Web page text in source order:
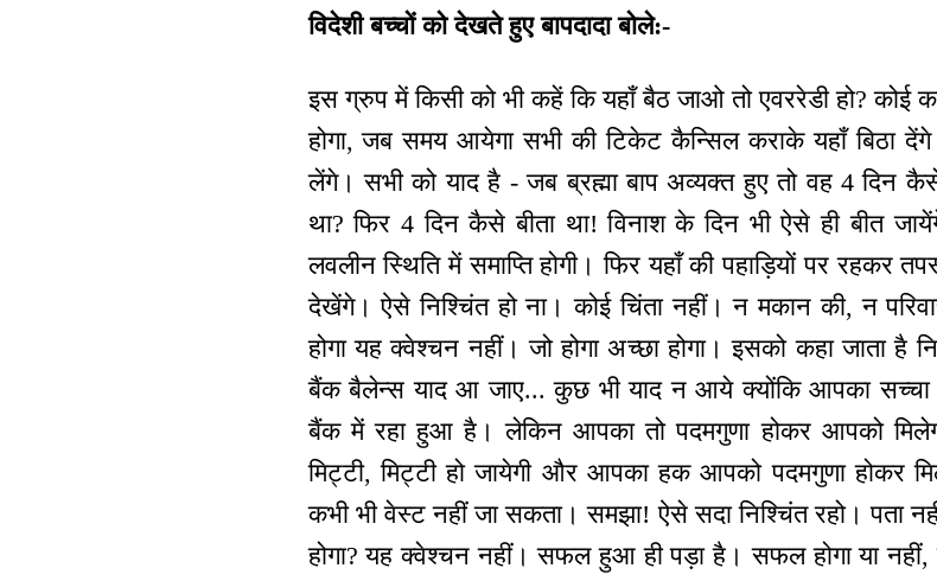
विदेशी बच्चों को देखते हुए बापदादा बोले:-
इस ग्रुप में किसी को भी कहें कि यहाँ बैठ जाओ तो एवररेडी हो? कोई
होगा, जब समय आयेगा सभी की टिकेट कैन्सिल कराके यहाँ बिठा
लेंगे। सभी को याद है - जब ब्रह्मा बाप अव्यक्त हुए तो वह 4 दिन कैसे
था? फिर 4 दिन कैसे बीता था! विनाश के दिन भी ऐसे ही बीत
लवलीन स्थिति में समाप्ति होगी। फिर यहाँ की पहाड़ियों पर रहकर
देखेंगे। ऐसे निश्चिंत हो ना। कोई चिंता नहीं। न मकान की, न
होगा यह क्वेश्चन नहीं। जो होगा अच्छा होगा। इसको कहा जाता है
बैंक बैलेन्स याद आ जाए... कुछ भी याद न आये क्योंकि आपका सच्चा
बैंक में रहा हुआ है। लेकिन आपका तो पदमगुणा होकर आपको
मिट्टी, मिट्टी हो जायेगी और आपका हक आपको पदमगुणा होकर
कभी भी वेस्ट नहीं जा सकता। समझा! ऐसे सदा निश्चिंत रहो। पता
होगा? यह क्वेश्चन नहीं। सफल हुआ ही पड़ा है। सफल होगा या